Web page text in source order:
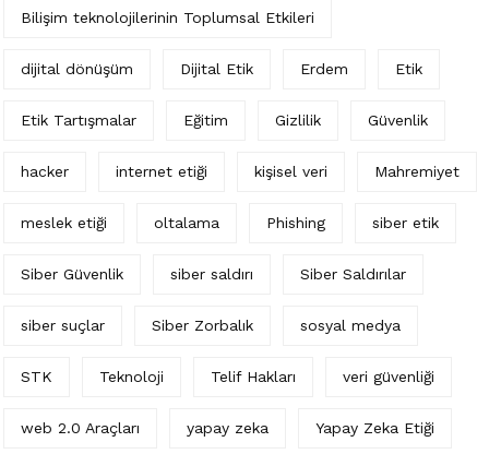
Bilişim teknolojilerinin Toplumsal Etkileri
dijital dönüşüm Dijital Etik Erdem Etik
Etik Tartışmalar Eğitim Gizlilik Güvenlik
hacker internet etiği kişisel veri Mahremiyet
meslek etiği oltalama Phishing siber etik
Siber Güvenlik siber saldırı Siber Saldırılar
siber suçlar Siber Zorbalık sosyal medya
STK Teknoloji Telif Hakları veri güvenliği
web 2.0 Araçları yapay zeka Yapay Zeka Etiği